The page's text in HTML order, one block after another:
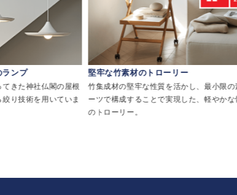
ランプ
きた神社仏閣の屋根
り技術を用いていま
堅牢な竹素材のトローリー
竹集成材の堅牢な性質を活かし、最小限の
ーツで構成することで実現した、軽やか
のトローリー。